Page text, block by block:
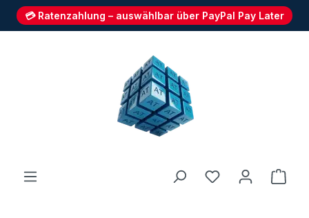
💳 Ratenzahlung – auswählbar über PayPal Pay Later
Du hast 0